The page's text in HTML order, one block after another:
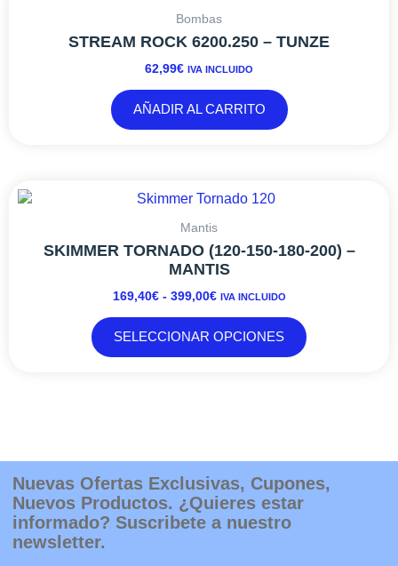
Bombas
STREAM ROCK 6200.250 – TUNZE
62,99€ IVA INCLUIDO
AÑADIR AL CARRITO
Mantis
SKIMMER TORNADO (120-150-180-200) –
MANTIS
169,40€ - 399,00€
DE
PRECIOS:
DESDE
169,40€
399,00€
IVA INCLUIDO
SELECCIONAR OPCIONES
múltiples
pueden
producto
Nuevas Ofertas Exclusivas, Cupones,
Nuevos Productos. ¿Quieres estar
informado? Suscribete a nuestro
newsletter.